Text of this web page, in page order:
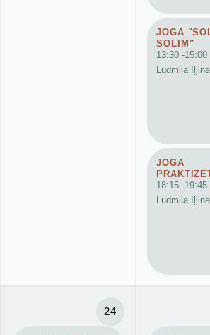
JOGA
SOLIM"
13:30 -15:00
Ludmila Iļjina
JOGA
18:15 -19:45
Ludmila Iļjina
24